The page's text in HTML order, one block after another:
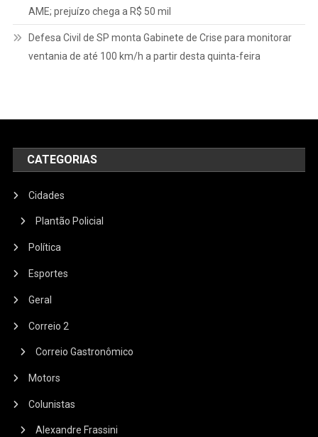
AME; prejuízo chega a R$ 50 mil
Defesa Civil de SP monta Gabinete de Crise para monitorar
ventania de até 100 km/h a partir desta quinta-feira
CATEGORIAS
Cidades
Plantão Policial
Política
Esportes
Geral
Correio 2
Correio Gastronômico
Motors
Colunistas
Alexandre Frassini